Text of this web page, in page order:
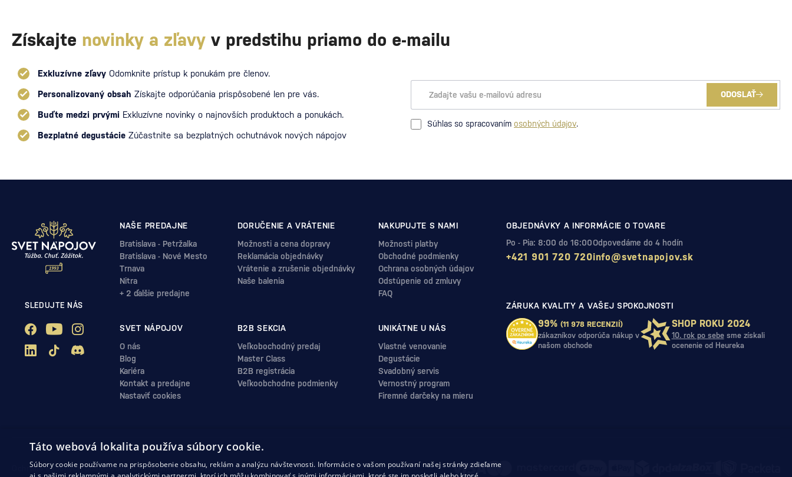
Získajte novinky a zľavy v predstihu priamo do e-mailu
Exkluzívne zľavy Odomknite prístup k ponukám pre členov.
Personalizovaný obsah Získajte odporúčania prispôsobené len pre vás.
Buďte medzi prvými Exkluzívne novinky o najnovších produktoch a ponukách.
Bezplatné degustácie Zúčastnite sa bezplatných ochutnávok nových nápojov
ODOSLAŤ
Súhlas so spracovaním osobných údajov.
SLEDUJTE NÁS
NAŠE PREDAJNE
Bratislava - Petržalka
Bratislava - Nové Mesto
Trnava
Nitra
+ 2 ďalšie predajne
DORUČENIE A VRÁTENIE
Možnosti a cena dopravy
Reklamácia objednávky
Vrátenie a zrušenie objednávky
Naše balenia
NAKUPUJTE S NAMI
Možnosti platby
Obchodné podmienky
Ochrana osobných údajov
Odstúpenie od zmluvy
FAQ
SVET NÁPOJOV
O nás
Blog
Kariéra
Kontakt a predajne
Nastaviť cookies
B2B SEKCIA
Veľkobochodný predaj
Master Class
B2B registrácia
Veľkoobchodne podmienky
UNIKÁTNE U NÁS
Vlastné venovanie
Degustácie
Svadobný servis
Vernostný program
Firemné darčeky na mieru
OBJEDNÁVKY A INFORMÁCIE O TOVARE
Po - Pia: 8:00 do 16:00
+421 901 720 720
Odpovedáme do 4 hodín
info@svetnapojov.sk
ZÁRUKA KVALITY A VAŠEJ SPOKOJNOSTI
99% (11 978 RECENZIÍ)
zákazníkov odporúča nákup v
našom obchode
SHOP ROKU 2024
10. rok po sebesme získali
ocenenie od Heureka
Ochrana osobných údajovObchodné podmienkyOdstúpenie od zmluvy
Táto webová lokalita používa súbory cookie.
Súbory cookie používame na prispôsobenie obsahu, reklám a analýzu návštevnosti. Informácie o vašom používaní našej stránky zdieľame